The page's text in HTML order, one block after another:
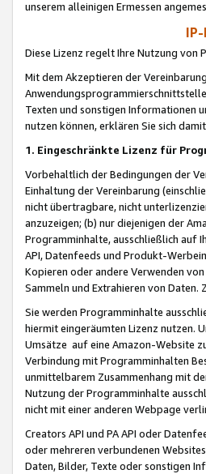
unserem alleinigen Ermessen
Diese Lizenz regelt Ihre Nutzung von
Mit dem Akzeptieren der
Texten und sonstigen Informationen
nutzen können, erklären Sie sich
1. Eingeschränkte Lizenz für
Vorbehaltlich der Bedingungen der
Einhaltung der Vereinbarung
nicht übertragbare, nicht
anzuzeigen; (b) nur diejenigen der
Programminhalte, ausschließlich auf
API, Datenfeeds und Produkt-
Kopieren oder andere Verwenden
Sammeln und Extrahieren von
Sie werden Programminhalte
hiermit eingeräumten Lizenz nutzen.
Umsätze auf eine Amazon-Website
Verbindung mit Programminhalten
unmittelbarem Zusammenhang mit
Nutzung der Programminhalte
nicht mit einer anderen Webpage
Creators API und PA API oder
oder mehreren verbundenen
Daten, Bilder, Texte oder sonstigen